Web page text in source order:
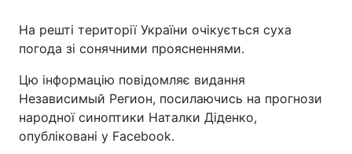
На решті території України очікується суха
погода зі сонячними проясненнями.
Цю інформацію повідомляє видання
Независимый Регион, посилаючись на прогнози
народної синоптики Наталки Діденко,
опубліковані у Facebook.